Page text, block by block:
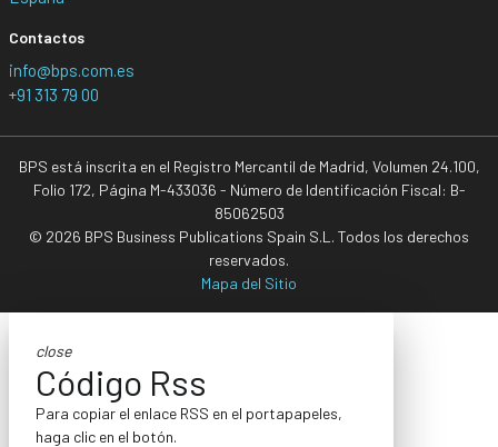
Contactos
info@bps.com.es
+91 313 79 00
BPS está inscrita en el Registro Mercantil de Madrid, Volumen 24.100,
Folio 172, Página M-433036 - Número de Identificación Fiscal: B-
85062503
© 2026 BPS Business Publications Spain S.L. Todos los derechos
reservados.
Mapa del Sitio
close
Código Rss
Para copiar el enlace RSS en el portapapeles,
haga clic en el botón.